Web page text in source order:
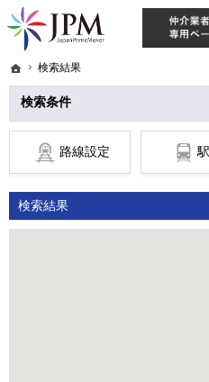
ホーム
検索結果
検索条件
路線設定
検索結果
東京・神奈川・埼玉・千葉のリノベーシ
【物件買取強化中！】リノベーション住
ホーム
検索結果